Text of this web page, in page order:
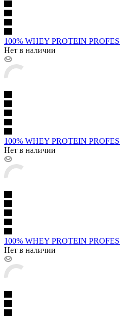
100% WHEY PROTEIN
Нет в наличии
100% WHEY PROTEIN
Нет в наличии
100% WHEY PROTEIN
Нет в наличии